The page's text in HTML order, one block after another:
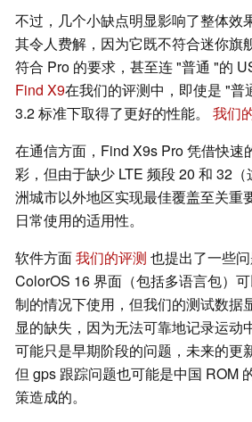
不过，几个小缺点明显影响了整体效
其令人费解，因为它既不符合迷你旗
符合 Pro 的要求，甚至连 "普通 "的
Find X9在我们的评测中，即使是 "普
3.2 标准下取得了更好的性能。 我们
在通信方面，Find X9s Pro 凭借快速
彩，但由于缺少 LTE 频段 20 和 32
洲城市以外地区实现最佳覆盖至关重
日常使用的适用性。
软件方面我们的评测 也提出了一些
ColorOS 16 界面（包括多语言包）
制的情况下使用，但我们的测试数据
显的缺失，因为无法可靠地记录运动
可能只是早期阶段的问题，未来的更
但 gps 跟踪问题也可能是中国 ROM
策造成的。